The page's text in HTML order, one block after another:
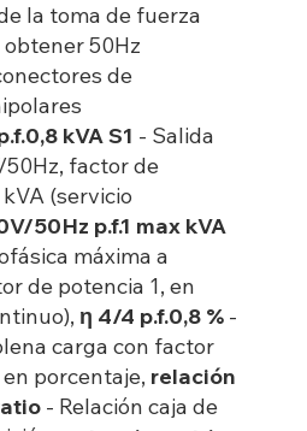
la toma de fuerza
50Hz
de
kVA S1 - Salida
factor de
(servicio
50Hz p.f.1 max kVA
máxima a
de potencia 1, en
η 4/4 p.f.0,8 %-
carga con factor
porcentaje, relación
- Relación caja de